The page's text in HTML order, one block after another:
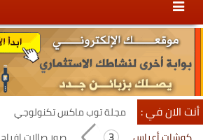
content
secondary
content
أنت الان في : مجلة توب ماكس تكنولوجي